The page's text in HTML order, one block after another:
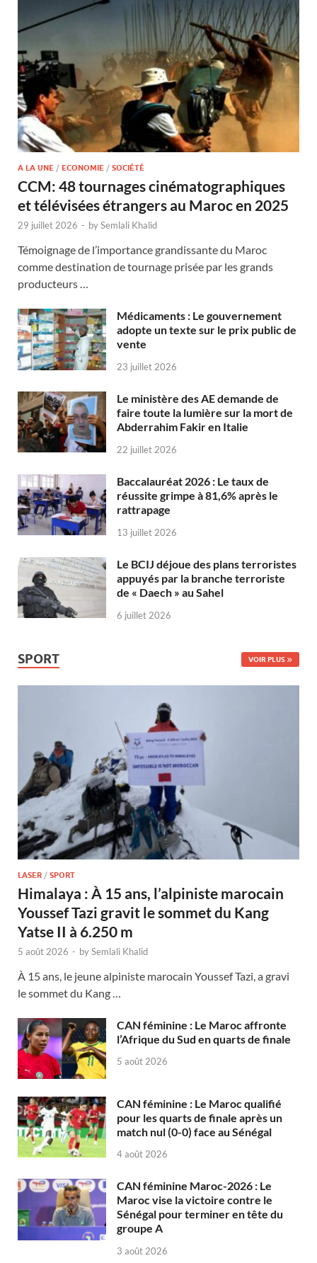
A LA UNE / ECONOMIE / SOCIÉTÉ
CCM: 48 tournages cinématographiques
et télévisées étrangers au Maroc en 2025
29 juillet 2026 - bySemlali Khalid
Témoignage de l’importance grandissante du Maroc
comme destination de tournage prisée par les grands
producteurs …
Médicaments : Le gouvernement
adopte un texte sur le prix public de
vente
23 juillet 2026
Le ministère des AE demande de
faire toute la lumière sur la mort de
Abderrahim Fakir en Italie
22 juillet 2026
Baccalauréat 2026 : Le taux de
réussite grimpe à 81,6% après le
rattrapage
13 juillet 2026
Le BCIJ déjoue des plans terroristes
appuyés par la branche terroriste
de « Daech » au Sahel
6 juillet 2026
SPORT VOIR PLUS
LASER / SPORT
Himalaya : À 15 ans, l’alpiniste marocain
Youssef Tazi gravit le sommet du Kang
Yatse II à 6.250 m
5 août 2026 - bySemlali Khalid
À 15 ans, le jeune alpiniste marocain Youssef Tazi, a gravi
le sommet du Kang …
CAN féminine : Le Maroc affronte
l’Afrique du Sud en quarts de finale
5 août 2026
CAN féminine : Le Maroc qualifié
pour les quarts de finale après un
match nul (0-0) face au Sénégal
4 août 2026
CAN féminine Maroc-2026 : Le
Maroc vise la victoire contre le
Sénégal pour terminer en tête du
groupe A
3 août 2026